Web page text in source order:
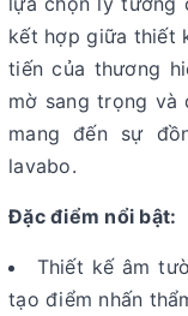
kết hợp giữa thiết
tiến của thương
mờ sang trọng và
mang đến sự
lavabo.
Đặc điểm nổi bật:
Thiết kế âm
tạo điểm nhấn